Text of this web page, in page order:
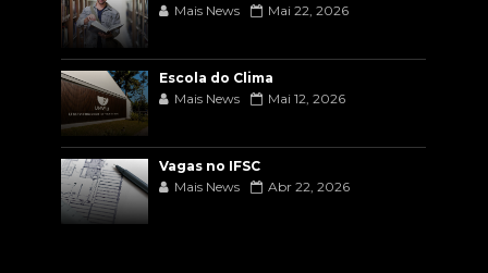
Mais News
Mai 22, 2026
Escola do Clima
Mais News
Mai 12, 2026
Vagas no IFSC
Mais News
Abr 22, 2026